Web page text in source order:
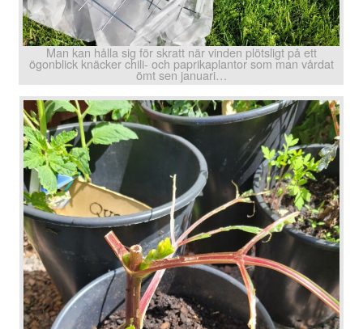
Man kan hålla sig för skratt när vinden plötsligt på ett
ögonblick knäcker chili- och paprikaplantor som man vårdat
ömt sen januari…